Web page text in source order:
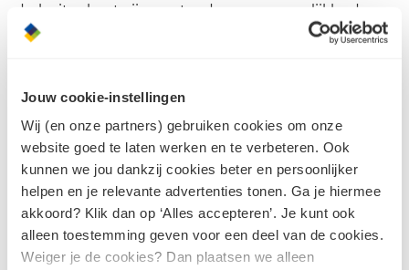
Jouw cookie-instellingen
Wij (en onze partners) gebruiken cookies om onze
website goed te laten werken en te verbeteren. Ook
kunnen we jou dankzij cookies beter en persoonlijker
helpen en je relevante advertenties tonen. Ga je hiermee
akkoord? Klik dan op ‘Alles accepteren’. Je kunt ook
alleen toestemming geven voor een deel van de cookies.
Weiger je de cookies? Dan plaatsen we alleen
de buitenkant zijn er steeds meer mogelijkheden.
Of je je huis nu gaat verfraaien, uitbouwen,
gevelstenen hebben wij het antwoord! Kom
alleen, óf samen met jouw architect of aannemer
langs. Onze adviseurs helpen je graag.
Ontdek het gevel & dak assortiment